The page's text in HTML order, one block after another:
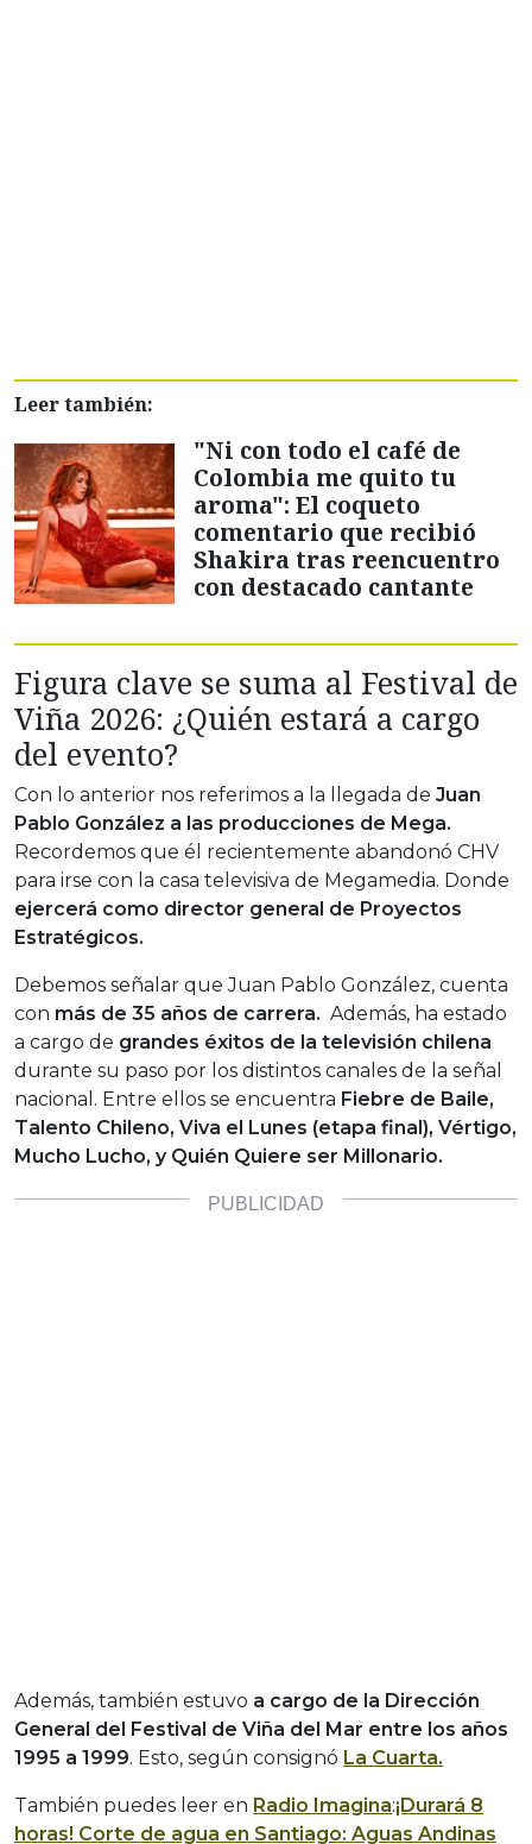
Leer también:
"Ni con todo el café de
Colombia me quito tu
aroma": El coqueto
comentario que recibió
Shakira tras reencuentro
con destacado cantante
Figura clave se suma al Festival de
Viña 2026: ¿Quién estará a cargo
del evento?
Con lo anterior nos referimos a la llegada de Juan
Pablo González a las producciones de Mega.
Recordemos que él recientemente abandonó CHV
para irse con la casa televisiva de Megamedia. Donde
ejercerá como director general de Proyectos
Estratégicos.
Debemos señalar que Juan Pablo González, cuenta
con más de 35 años de carrera. Además, ha estado
a cargo de grandes éxitos de la televisión chilena
durante su paso por los distintos canales de la señal
nacional. Entre ellos se encuentra Fiebre de Baile,
Talento Chileno, Viva el Lunes (etapa final), Vértigo,
Mucho Lucho, y Quién Quiere ser Millonario.
Además, también estuvo a cargo de la Dirección
General del Festival de Viña del Mar entre los años
1995 a 1999. Esto, según consignó La Cuarta.
También puedes leer en Radio Imagina:¡Durará 8
horas! Corte de agua en Santiago: Aguas Andinas